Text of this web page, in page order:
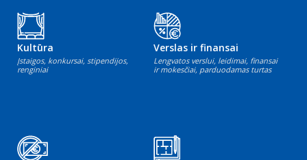
Kultūra
Įstaigos, konkursai, stipendijos,
renginiai
Verslas ir finansai
Lengvatos verslui, leidimai, finansai
ir mokesčiai, parduodamas turtas